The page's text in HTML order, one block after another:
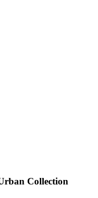
Collection